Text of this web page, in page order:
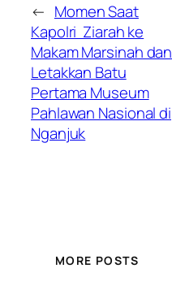
← Momen Saat
Kapolri Ziarah ke
Makam Marsinah dan
Letakkan Batu
Pertama Museum
Pahlawan Nasional di
Nganjuk
MORE POSTS